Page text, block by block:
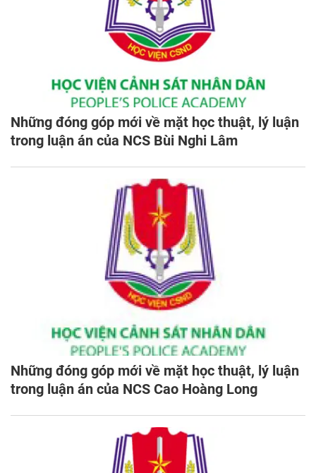
Những đóng góp mới về mặt học thuật, lý luận
trong luận án của NCS Bùi Nghi Lâm
Những đóng góp mới về mặt học thuật, lý luận
trong luận án của NCS Cao Hoàng Long